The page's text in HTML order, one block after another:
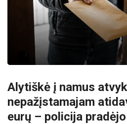
Alytiškė į namus
nepažįstamajam
eurų – policija